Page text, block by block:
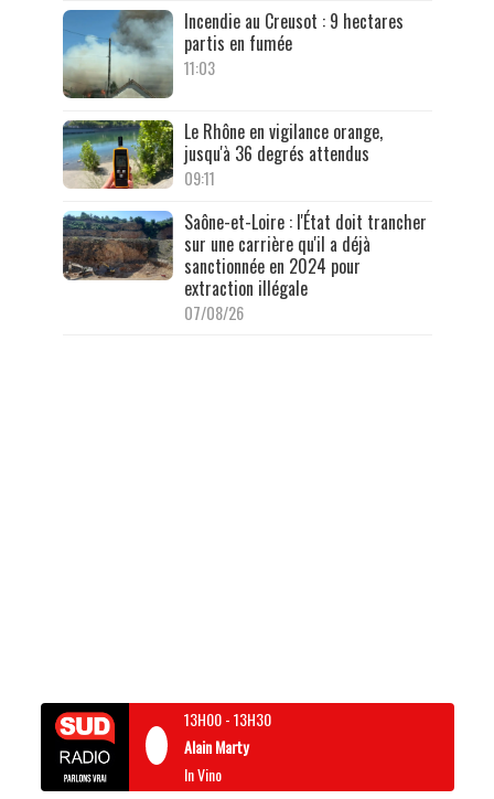
Incendie au Creusot : 9 hectares
partis en fumée
11:03
Le Rhône en vigilance orange,
jusqu'à 36 degrés attendus
09:11
Saône-et-Loire : l'État doit trancher
sur une carrière qu'il a déjà
sanctionnée en 2024 pour
extraction illégale
07/08/26
13H00-13H30
Alain Marty
In Vino